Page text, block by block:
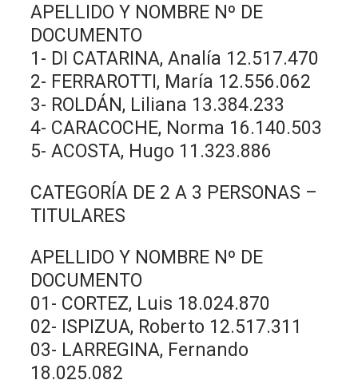
APELLIDO Y NOMBRE Nº DE
DOCUMENTO
1- DI CATARINA, Analía 12.517.470
2- FERRAROTTI, María 12.556.062
3- ROLDÁN, Liliana 13.384.233
4- CARACOCHE, Norma 16.140.503
5- ACOSTA, Hugo 11.323.886
CATEGORÍA DE 2 A 3 PERSONAS –
TITULARES
APELLIDO Y NOMBRE Nº DE
DOCUMENTO
01- CORTEZ, Luis 18.024.870
02- ISPIZUA, Roberto 12.517.311
03- LARREGINA, Fernando
18.025.082